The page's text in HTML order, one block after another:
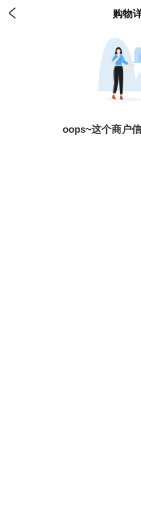
 购物
oops~这个商户